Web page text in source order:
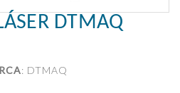
DTMAQ
: DTMAQ